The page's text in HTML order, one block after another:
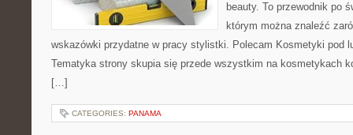
beauty. To przewodnik po
którym można znaleźć
wskazówki przydatne w pracy stylistki. Polecam Kosmetyki pod
Tematyka strony skupia się przede wszystkim na kosmetykach
[…]
CATEGORIES: PANAMA